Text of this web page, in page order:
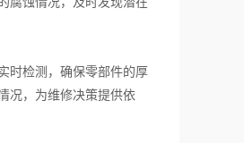
时检测，确保零部件的厚
况，为维修决策提供依